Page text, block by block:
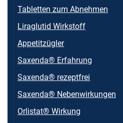
Tabletten zum Abnehmen
Liraglutid Wirkstoff
Appetitzügler
Saxenda® Erfahrung
Saxenda® rezeptfrei
Saxenda® Nebenwirkungen
Orlistat® Wirkung